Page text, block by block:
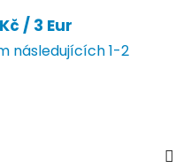
/ 3 Eur
následujících 1-2